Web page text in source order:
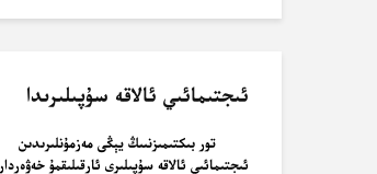
ئىجتىمائىي ئالاقە سۇپىلىرىدا
تور بىكتىمىزنىىڭ يېڭى مەزمۇنلىرىدىن
ئىجتىمائىي ئالاقە سۇپىلىرى ئارقىلىقمۇ خەۋەردار